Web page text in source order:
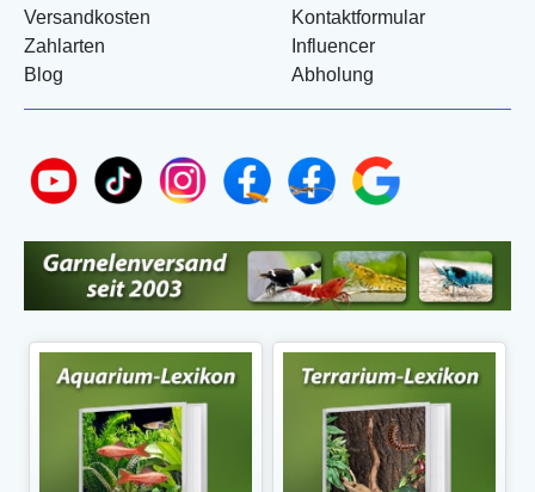
Versandkosten
Zahlarten
Blog
Kontaktformular
Influencer
Abholung